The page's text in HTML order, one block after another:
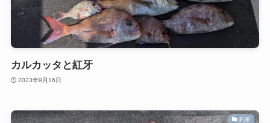
カルカッタと紅牙
2023年9月16日
釣果